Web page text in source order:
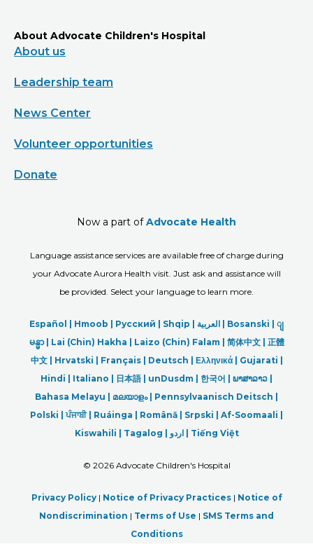
About Advocate Children's Hospital
About us
Leadership team
News Center
Volunteer opportunities
Donate
Now a part ofAdvocate Health
Language assistance services are available free of charge during
your Advocate Aurora Health visit. Just ask and assistance will
be provided. Select your language to learn more.
Español | Hmoob Русский Shqip العربیة Bosanski
ျ
မန္မာ| Lai (Chin) Hakha | Laizo (Chin) Falam | 简体中文 | 正體
中文 | Hrvatski | Français | Deutsch Ελληνικά | Gujarati |
Hindi
Italiano 日本語| unDusdm 한국어 ພາສາລາວ
Bahasa Melayu | മലയാളം| Pennsylvaanisch Deitsch |
Polski |ਪੰਜਾਬੀ| Ruáinga | Română | Srpski
Af-Soomaali |
Kiswahili | Tagalog اردو| Tiếng Việt
© 2026 Advocate Children's Hospital
Privacy Policy| Notice of Privacy Practices| Notice of
Nondiscrimination | Terms of Use | SMS Terms and
Conditions